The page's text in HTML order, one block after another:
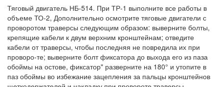
Тяговый двигатель НБ-514. При ТР-1 выполните все работы в
объеме ТО-2, Дополнительно осмотрите тяговые двигатели с
проворотом траверсы следующим образом: выверните болты,
крепящие кабели к двум верхним кронштейнам; отведите
кабели от траверсы, чтобы последняя не повредила их при
проворо-те; выверните болт фиксатора до выхода его из паза
обоймы на остове, фиксатор" разверните на 180° и утопите в
паз обоймы во избежание зацепления за пальцы кронштейнов